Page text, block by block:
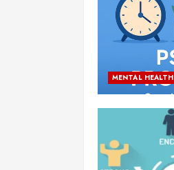
MENTAL HEALTH